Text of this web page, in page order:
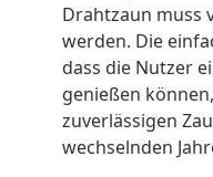
Drahtzaun muss
werden. Die
dass die Nutzer
genießen
zuverlässigen
wechselnden